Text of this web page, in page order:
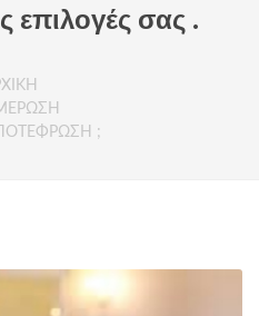
επιλογές σας .
;